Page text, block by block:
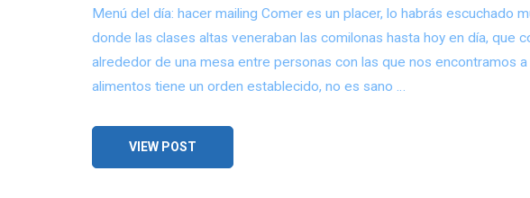
Menú del día: hacer mailing Comer es un placer, lo habrás escuchado
donde las clases altas veneraban las comilonas hasta hoy en día, que
alrededor de una mesa entre personas con las que nos encontramos
alimentos tiene un orden establecido, no es sano …
VIEW POST